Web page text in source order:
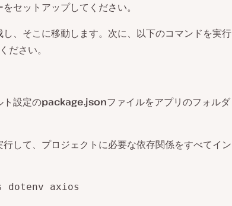
セットアップしてください。
、そこに移動します。次に、以下のコマンドを実行
ださい。
ト設定のpackage.jsonファイルをアプリのフォルダ
して、プロジェクトに必要な依存関係をすべてイン
dotenv axios